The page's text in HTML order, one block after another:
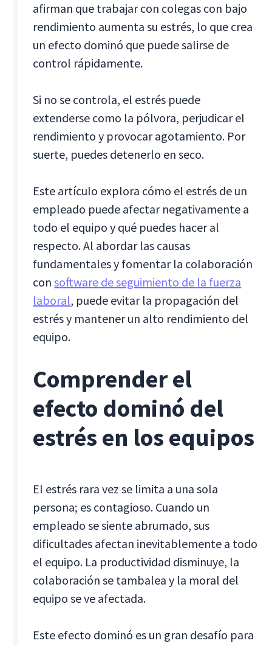
afirman que trabajar con colegas con bajo
rendimiento aumenta su estrés, lo que crea
un efecto dominó que puede salirse de
control rápidamente.
Si no se controla, el estrés puede
extenderse como la pólvora, perjudicar el
rendimiento y provocar agotamiento. Por
suerte, puedes detenerlo en seco.
Este artículo explora cómo el estrés de un
empleado puede afectar negativamente a
todo el equipo y qué puedes hacer al
respecto. Al abordar las causas
fundamentales y fomentar la colaboración
consoftware de seguimiento de la fuerza
laboral, puede evitar la propagación del
estrés y mantener un alto rendimiento del
equipo.
Comprender el
efecto dominó del
estrés en los equipos
El estrés rara vez se limita a una sola
persona; es contagioso. Cuando un
empleado se siente abrumado, sus
dificultades afectan inevitablemente a todo
el equipo. La productividad disminuye, la
colaboración se tambalea y la moral del
equipo se ve afectada.
Este efecto dominó es un gran desafío para